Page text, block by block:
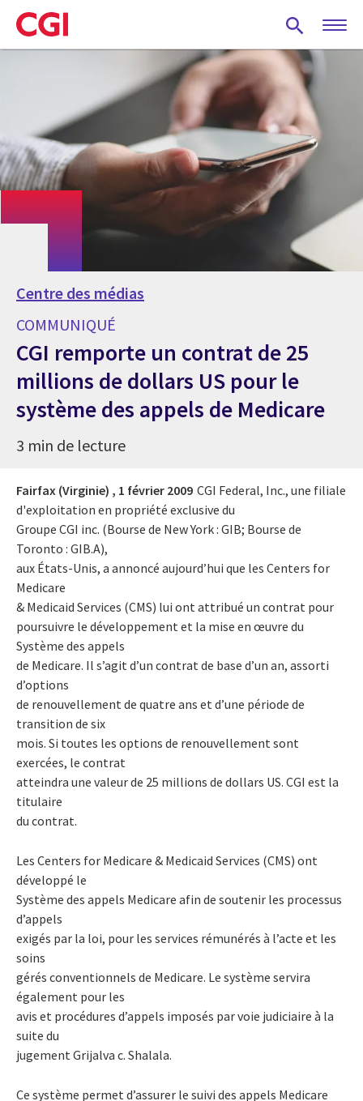
Skip
to
main
Centre des médias
COMMUNIQUÉ
CGI remporte un contrat de 25
millions de dollars US pour le
système des appels de Medicare
3 min de lecture
Fairfax (Virginie) , 1 février 2009 CGI Federal, Inc., une filiale
d'exploitation en propriété exclusive du
Groupe CGI inc. (Bourse de New York : GIB; Bourse de
Toronto : GIB.A),
aux États-Unis, a annoncé aujourd’hui que les Centers for
Medicare
& Medicaid Services (CMS) lui ont attribué un contrat pour
poursuivre le développement et la mise en œuvre du
Système des appels
de Medicare. Il s’agit d’un contrat de base d’un an, assorti
d’options
de renouvellement de quatre ans et d’une période de
transition de six
mois. Si toutes les options de renouvellement sont
exercées, le contrat
atteindra une valeur de 25 millions de dollars US. CGI est la
titulaire
du contrat.
Les Centers for Medicare & Medicaid Services (CMS) ont
développé le
Système des appels Medicare afin de soutenir les processus
d’appels
exigés par la loi, pour les services rémunérés à l’acte et les
soins
gérés conventionnels de Medicare. Le système servira
également pour les
avis et procédures d’appels imposés par voie judiciaire à la
suite du
jugement Grijalva c. Shalala.
Ce système permet d’assurer le suivi des appels Medicare